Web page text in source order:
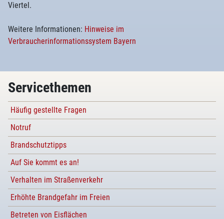
Viertel.
Weitere Informationen: Hinweise im
Verbraucherinformationssystem Bayern
Servicethemen
Häufig gestellte Fragen
Notruf
Brandschutztipps
Auf Sie kommt es an!
Verhalten im Straßenverkehr
Erhöhte Brandgefahr im Freien
Betreten von Eisflächen